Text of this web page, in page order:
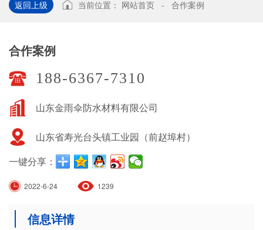
返回上级 当前位置： 网站首页 - 合作案例
合作案例
188-6367-7310
山东金雨伞防水材料有限公司
山东省寿光台头镇工业园（前赵埠村）
一键分享：
2022-6-24 1239
信息详情